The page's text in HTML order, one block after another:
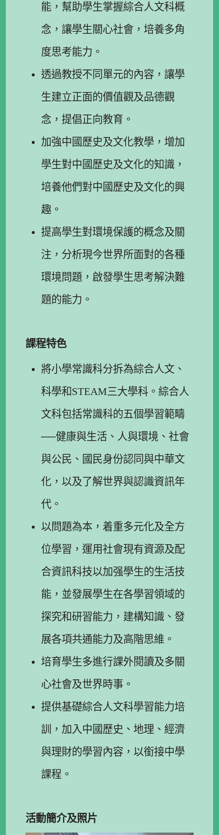
能，幫助學生掌握綜合人文科概
念，讓學生關心社會，培養多角
度思考能力。
透過教授不同單元的內容，讓學
生建立正面的價值觀及品德觀
念，提倡正向教育。
加強中國歷史及文化教學，增加
學生對中國歷史及文化的知識，
培養他們對中國歷史及文化的興
趣。
提高學生對環境保護的概念及關
注，分析現今世界所面對的各種
環境問題，啟發學生思考解決難
題的能力。
課程特色
將小學常識科分拆為綜合人文、
科學和STEAM三大學科。綜合人
文科包括常識科的五個學習範疇
──健康與生活、人與環境、社會
與公民、國民身份認同與中華文
化，以及了解世界與認識資訊年
代。
以問題為本，着重多元化及全方
位學習，運用社會現有資源及配
合資訊科技以加强學生的生活技
能，並發展學生在各學習領域的
探究和研習能力，建構知識、發
展各項共通能力及高階思維。
培育學生多進行課外閱讀及多關
心社會及世界時事。
提供基礎綜合人文科學習能力培
訓，加入中國歷史、地理、經濟
與理財的學習內容，以銜接中學
課程。
活動簡介及照片